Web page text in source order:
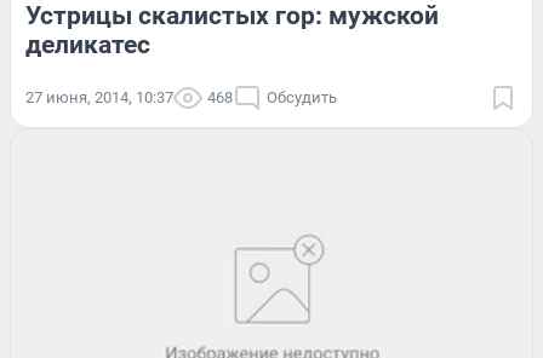
Устрицы скалистых гор: мужской
деликатес
27 июня, 2014, 10:37 468 Обсудить